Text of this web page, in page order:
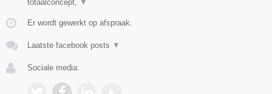
totaalconcept, ▼
Er wordt gewerkt op afspraak.
Laatste facebook posts ▼
Sociale media: